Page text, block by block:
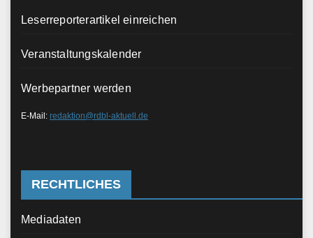
Leserreporterartikel einreichen
Veranstaltungskalender
Werbepartner werden
E-Mail: redaktion@rdbl-aktuell.de
RECHTLICHES
Mediadaten